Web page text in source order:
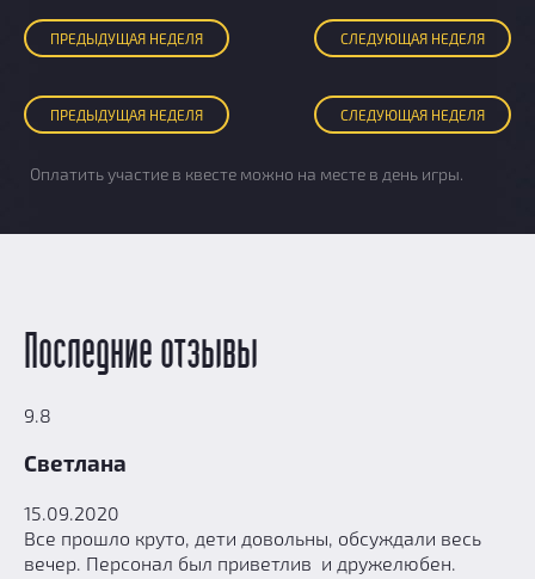
ПРЕДЫДУЩАЯ НЕДЕЛЯ СЛЕДУЮЩАЯ НЕДЕЛЯ
ПРЕДЫДУЩАЯ НЕДЕЛЯ СЛЕДУЮЩАЯ НЕДЕЛЯ
Оплатить участие в квесте можно на месте в день игры.
Последние отзывы
9.8
Светлана
15.09.2020
Все прошло круто, дети довольны, обсуждали весь
вечер. Персонал был приветлив и дружелюбен.